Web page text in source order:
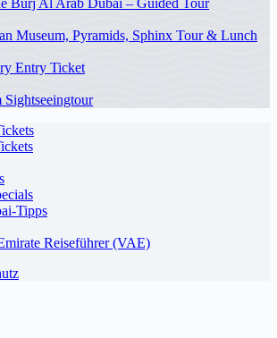
Burj Al Arab Dubai – Guided Tour
Museum, Pyramids, Sphinx Tour & Lunch
Entry Ticket
Tipps
Reiseführer (VAE)